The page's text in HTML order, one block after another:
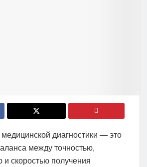
диагностики — это
между точностью,
и скоростью получения